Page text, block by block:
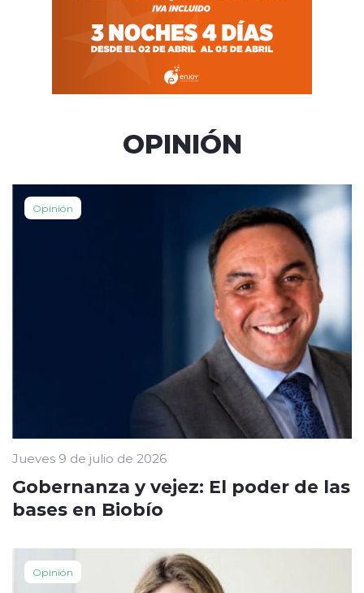
OPINIÓN
Opinión
Jueves 9 de julio de 2026
Gobernanza y vejez: El poder de las
bases en Biobío
Opinión